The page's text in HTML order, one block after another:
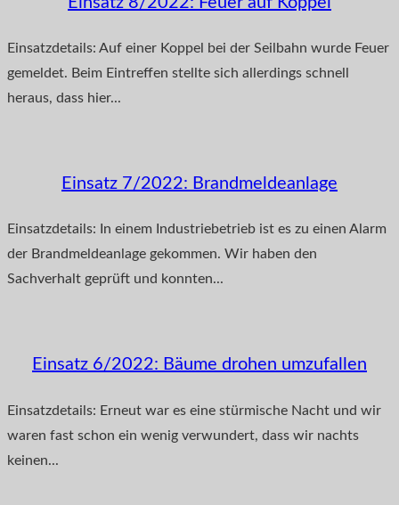
Einsatzdetails: Auf einer Koppel bei der Seilbahn wurde Feuer
gemeldet. Beim Eintreffen stellte sich allerdings schnell
heraus, dass hier...
Einsatz 7/2022: Brandmeldeanlage
Einsatzdetails: In einem Industriebetrieb ist es zu einen Alarm
der Brandmeldeanlage gekommen. Wir haben den
Sachverhalt geprüft und konnten...
Einsatz 6/2022: Bäume drohen umzufallen
Einsatzdetails: Erneut war es eine stürmische Nacht und wir
waren fast schon ein wenig verwundert, dass wir nachts
keinen...